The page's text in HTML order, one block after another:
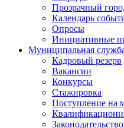
Прозрачный
Календарь
Опросы
Инициативные
Муниципальная
Кадровый резерв
Вакансии
Конкурсы
Стажировка
Поступление на
Законодательство